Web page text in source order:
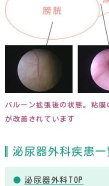
バルーン拡張後の状態。粘
が改善されています
泌尿器外科疾患一
泌尿器外科TOP